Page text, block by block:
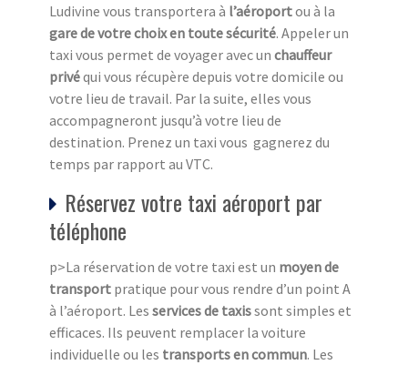
Ludivine vous transportera à l’aéroportou à la
gare de votre choix en toute sécurité. Appeler un
taxi vous permet de voyager avec un chauffeur
privéqui vous récupère depuis votre domicile ou
votre lieu de travail. Par la suite, elles vous
accompagneront jusqu’à votre lieu de
destination. Prenez un taxi vous gagnerez du
temps par rapport au VTC.
Réservez votre taxi aéroport par
téléphone
p>La réservation de votre taxi est un moyen de
transport pratique pour vous rendre d’un point A
à l’aéroport. Les services de taxissont simples et
efficaces. Ils peuvent remplacer la voiture
individuelle ou les transports en commun. Les